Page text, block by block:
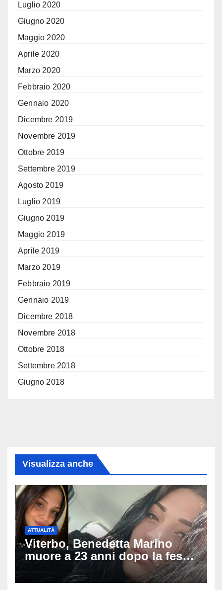
Luglio 2020
Giugno 2020
Maggio 2020
Aprile 2020
Marzo 2020
Febbraio 2020
Gennaio 2020
Dicembre 2019
Novembre 2019
Ottobre 2019
Settembre 2019
Agosto 2019
Luglio 2019
Giugno 2019
Maggio 2019
Aprile 2019
Marzo 2019
Febbraio 2019
Gennaio 2019
Dicembre 2018
Novembre 2018
Ottobre 2018
Settembre 2018
Giugno 2018
Visualizza anche
ATTUALITÀ
Viterbo, Benedetta Marino
muore a 23 anni dopo la festa
di compleanno: trovata senza
vita nell’ex consorzio, è giallo